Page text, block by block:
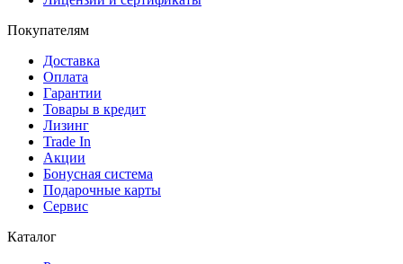
Покупателям
Доставка
Оплата
Гарантии
Товары в кредит
Лизинг
Trade In
Акции
Бонусная система
Подарочные карты
Сервис
Каталог